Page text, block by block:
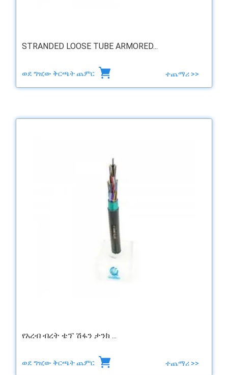
STRANDED LOOSE TUBE ARMORED...
ወደ ግዢው ቅርጫት ጨምር ተጨማሪ >>
የአረብ ብረት ቴፕ ሽፋን ታንክ ...
ወደ ግዢው ቅርጫት ጨምር ተጨማሪ >>